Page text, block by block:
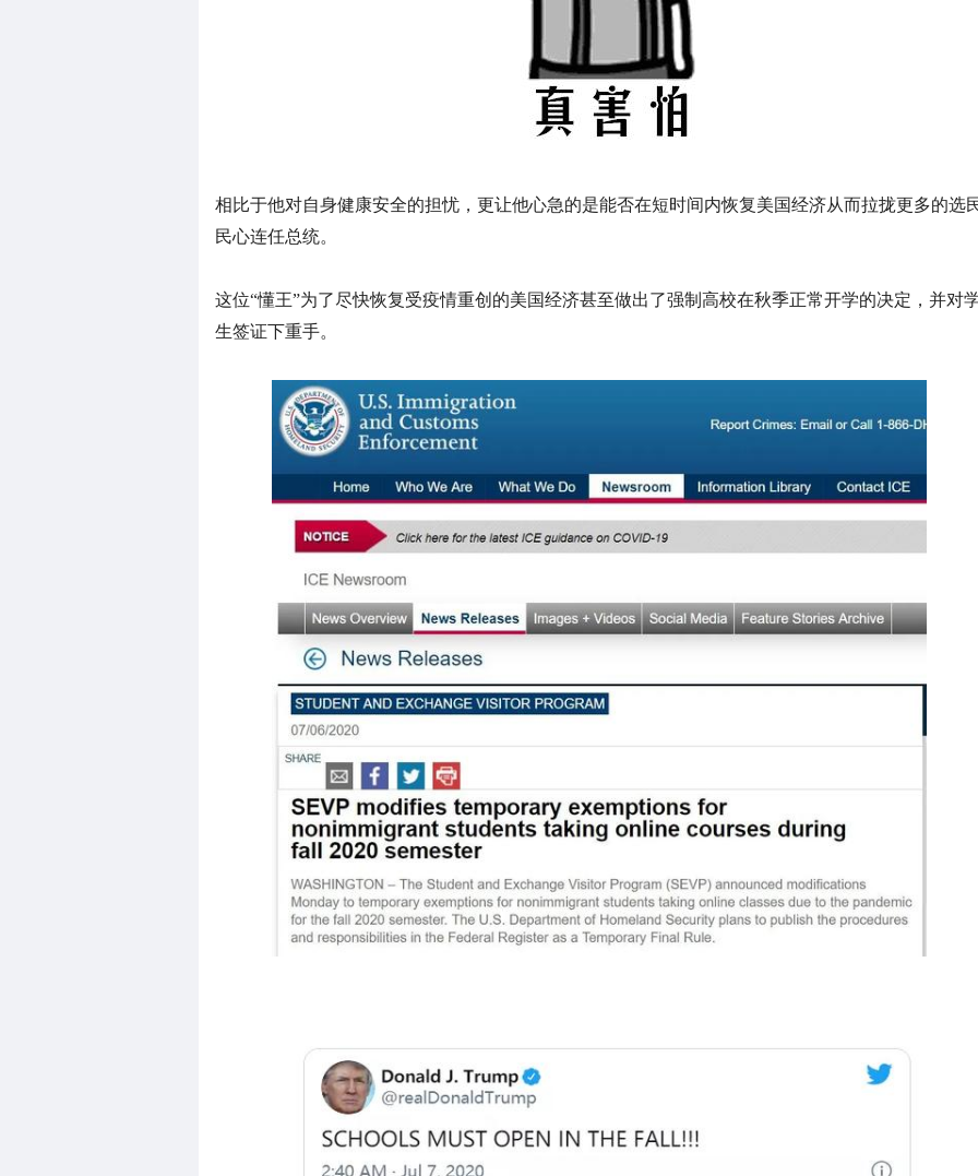
相比于他对自身健康安全的担忧，更让他心急的是能否在短时间内恢复美国经济从而拉拢更多的选
民心连任总统。
这位“懂王”为了尽快恢复受疫情重创的美国经济甚至做出了强制高校在秋季正常开学的决定，并对
生签证下重手。